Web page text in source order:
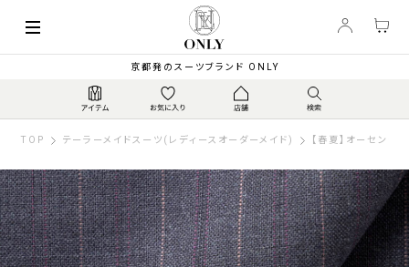
京都発のスーツブランド ONLY
TOP テーラーメイドスーツ(レディースオーダーメイド) 【春夏】オーセンテ